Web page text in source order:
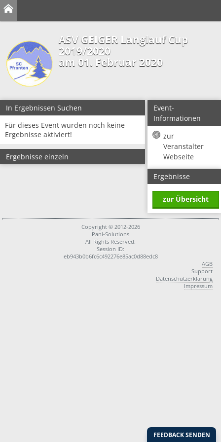
ASV GEIGER Langlauf Cup
2019/2020
am 01. Februar 2020
In Ergebnissen Suchen
Für dieses Event wurden noch keine
Ergebnisse aktiviert!
Ergebnisse einzeln
Event-
Informationen
zur
Veranstalter
Webseite
Ergebnisse
zur Übersicht
Copyright © 2012-2026
Pani-Solutions
All Rights Reserved.
Session ID:
eb943b0b6fc6c492276e85ac0d88edc8
AGB
Support
Datenschutzerklärung
Impressum